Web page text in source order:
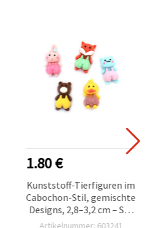
1.80 €
Kunststoff-Tierfiguren im
Cabochon-Stil, gemischte
Designs, 2,8–3,2 cm – Set
mit 10 Stück
Artikelnummer: 603241